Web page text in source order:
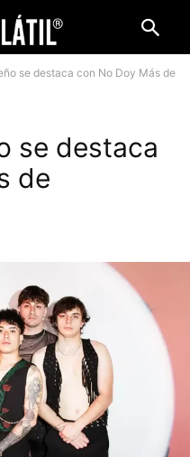
se destaca con No Doy Más de
se destaca
de